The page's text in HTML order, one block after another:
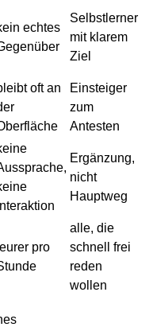
echtes
Selbstlerner
mit klarem
Ziel
oft an
Einsteiger
zum
Antesten
Interaktion
Ergänzung,
nicht
Hauptweg
pro
alle, die
schnell frei
reden
wollen